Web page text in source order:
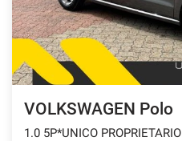
VOLKSWAGEN Polo
1.0 5P*UNICO PROPRIETARIO